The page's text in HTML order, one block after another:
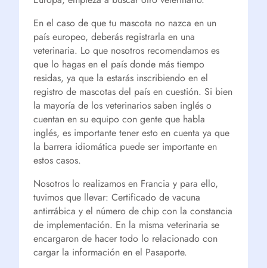
En el caso de que tu mascota no nazca en un
país europeo, deberás registrarla en una
veterinaria. Lo que nosotros recomendamos es
que lo hagas en el país donde más tiempo
residas, ya que la estarás inscribiendo en el
registro de mascotas del país en cuestión. Si bien
la mayoría de los veterinarios saben inglés o
cuentan en su equipo con gente que habla
inglés, es importante tener esto en cuenta ya que
la barrera idiomática puede ser importante en
estos casos.
Nosotros lo realizamos en Francia y para ello,
tuvimos que llevar: Certificado de vacuna
antirrábica y el número de chip con la constancia
de implementación. En la misma veterinaria se
encargaron de hacer todo lo relacionado con
cargar la información en el Pasaporte.